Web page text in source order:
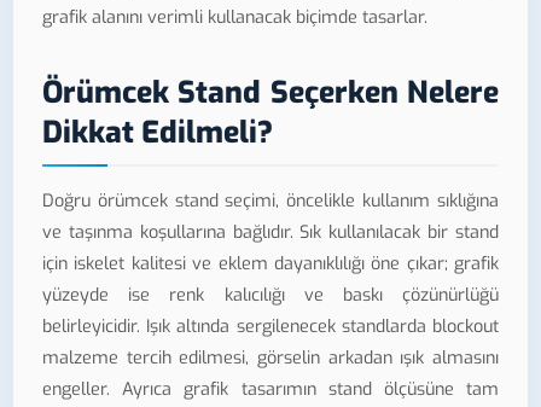
grafik alanını verimli kullanacak biçimde tasarlar.
Örümcek Stand Seçerken Nelere
Dikkat Edilmeli?
Doğru örümcek stand seçimi, öncelikle kullanım sıklığına
ve taşınma koşullarına bağlıdır. Sık kullanılacak bir stand
için iskelet kalitesi ve eklem dayanıklılığı öne çıkar; grafik
yüzeyde ise renk kalıcılığı ve baskı çözünürlüğü
belirleyicidir. Işık altında sergilenecek standlarda blockout
malzeme tercih edilmesi, görselin arkadan ışık almasını
engeller. Ayrıca grafik tasarımın stand ölçüsüne tam